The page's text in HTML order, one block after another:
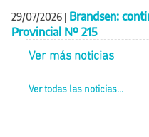
29/07/2026 | Brandsen:
Provincial Nº 215
Ver más noticias
Ver todas las noticias...